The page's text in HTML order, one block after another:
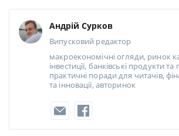
Андрій Сурков
Випусковий редактор
макроекономічні огляди, ринок
інвестиції, банківські продукти та
практичні поради для читачів,
та інновації, авторинок